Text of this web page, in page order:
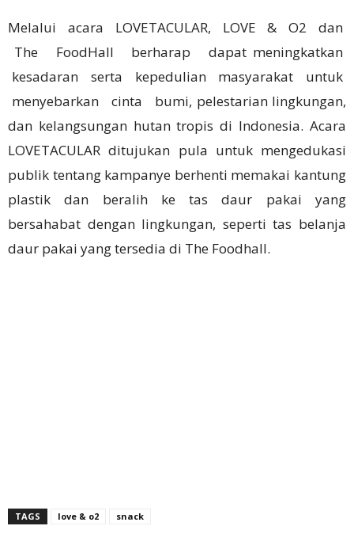
Melalui acara LOVETACULAR, LOVE & O2 dan
The FoodHall berharap dapat meningkatkan
kesadaran serta kepedulian masyarakat untuk
menyebarkan cinta bumi, pelestarian lingkungan,
dan kelangsungan hutan tropis di Indonesia. Acara
LOVETACULAR ditujukan pula untuk mengedukasi
publik tentang kampanye berhenti memakai kantung
plastik dan beralih ke tas daur pakai yang
bersahabat dengan lingkungan, seperti tas belanja
daur pakai yang tersedia di The Foodhall.
TAGS love & o2 snack